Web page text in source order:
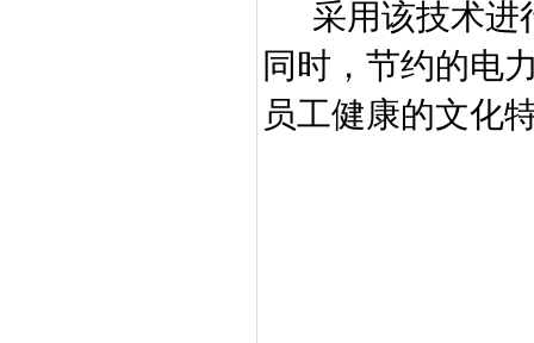
采用该技术进
同时，节约的电
员工健康的文化